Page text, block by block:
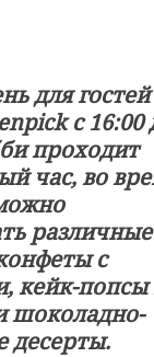
для гостей
с 16:00
проходит
час, во
различные
с
кейк-попсы
шоколадно-
десерты.